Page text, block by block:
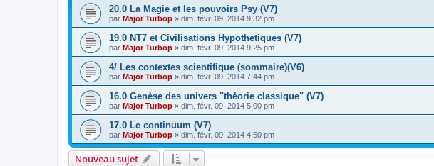
20.0 La Magie et les pouvoirs Psy (V7)
par Major Turbop » dim. févr. 09, 2014 9:32 pm
19.0 NT7 et Civilisations Hypothetiques (V7)
par Major Turbop » dim. févr. 09, 2014 9:25 pm
4/ Les contextes scientifique (sommaire)(V6)
par Major Turbop » dim. févr. 09, 2014 7:44 pm
16.0 Genèse des univers "théorie classique" (V7)
par Major Turbop » dim. févr. 09, 2014 5:00 pm
17.0 Le continuum (V7)
par Major Turbop » dim. févr. 09, 2014 4:50 pm
Nouveau sujet